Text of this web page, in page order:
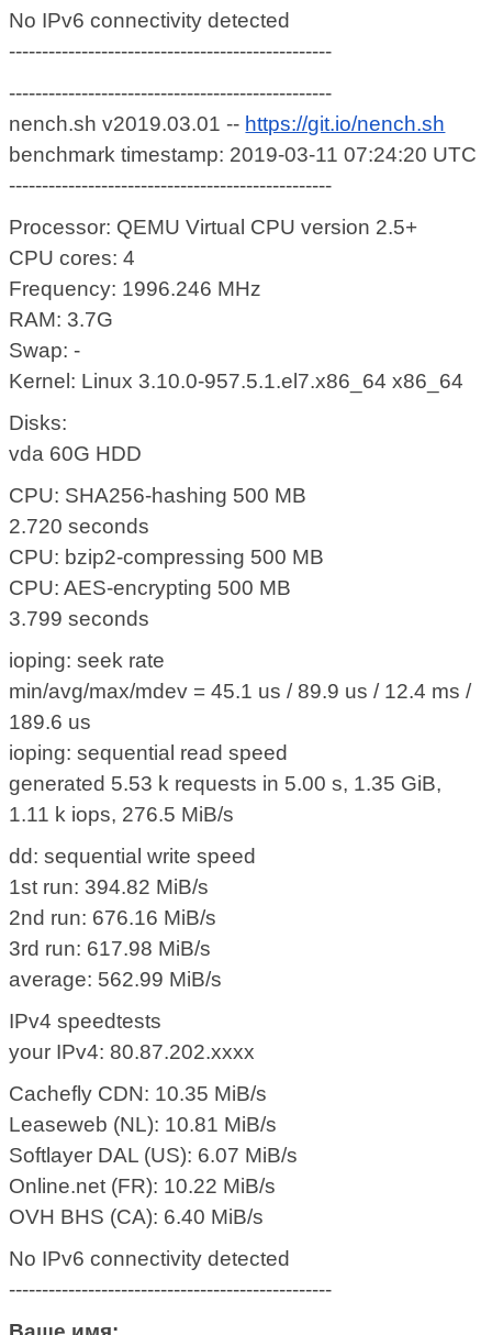
No IPv6 connectivity detected
-------------------------------------------------
-------------------------------------------------
nench.sh v2019.03.01 -- https://git.io/nench.sh
benchmark timestamp: 2019-03-11 07:24:20 UTC
-------------------------------------------------
Processor: QEMU Virtual CPU version 2.5+
CPU cores: 4
Frequency: 1996.246 MHz
RAM: 3.7G
Swap: -
Kernel: Linux 3.10.0-957.5.1.el7.x86_64 x86_64
Disks:
vda 60G HDD
CPU: SHA256-hashing 500 MB
2.720 seconds
CPU: bzip2-compressing 500 MB
CPU: AES-encrypting 500 MB
3.799 seconds
ioping: seek rate
min/avg/max/mdev = 45.1 us / 89.9 us / 12.4 ms /
189.6 us
ioping: sequential read speed
generated 5.53 k requests in 5.00 s, 1.35 GiB,
1.11 k iops, 276.5 MiB/s
dd: sequential write speed
1st run: 394.82 MiB/s
2nd run: 676.16 MiB/s
3rd run: 617.98 MiB/s
average: 562.99 MiB/s
IPv4 speedtests
your IPv4: 80.87.202.xxxx
Cachefly CDN: 10.35 MiB/s
Leaseweb (NL): 10.81 MiB/s
Softlayer DAL (US): 6.07 MiB/s
Online.net (FR): 10.22 MiB/s
OVH BHS (CA): 6.40 MiB/s
No IPv6 connectivity detected
-------------------------------------------------